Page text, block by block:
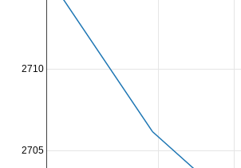
2705
2710